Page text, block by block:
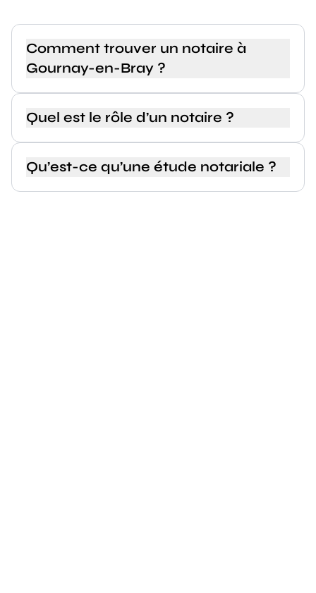
Comment trouver un notaire à
Gournay-en-Bray ?
Quel est le rôle d’un notaire ?
Qu’est-ce qu’une étude notariale ?